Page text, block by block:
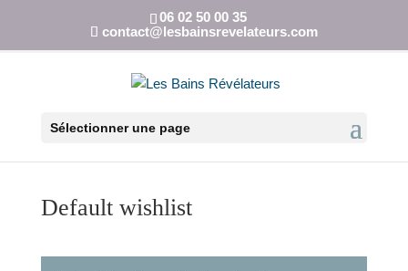
06 02 50 00 35
contact@lesbainsrevelateurs.com
Sélectionner une page
Default wishlist